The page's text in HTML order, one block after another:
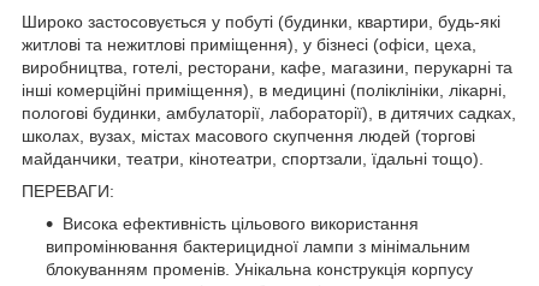
Широко застосовується у побуті (будинки, квартири, будь-які
житлові та нежитлові приміщення), у бізнесі (офіси, цеха,
виробництва, готелі, ресторани, кафе, магазини, перукарні та
інші комерційні приміщення), в медицині (поліклініки, лікарні,
пологові будинки, амбулаторії, лабораторії), в дитячих садках,
школах, вузах, містах масового скупчення людей (торгові
майданчики, театри, кінотеатри, спортзали, їдальні тощо).
ПЕРЕВАГИ:
Висока ефективність цільового використання
випромінювання бактерицидної лампи з мінімальним
блокуванням променів. Унікальна конструкція корпусу